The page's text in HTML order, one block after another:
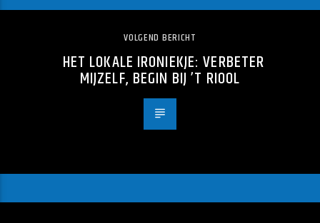
VOLGEND BERICHT
HET LOKALE IRONIEKJE: VERBETER
MIJZELF, BEGIN BIJ ’T RIOOL